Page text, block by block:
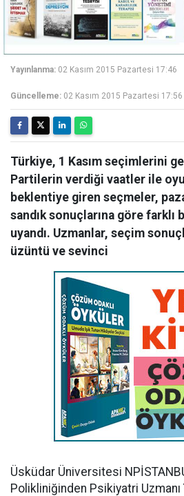
Yayınlanma: 02 Kasım 2015 Pazartesi 17:46
Güncelleme: 02 Kasım 2015 Pazartesi 17:56
Türkiye, 1 Kasım seçimlerini
Partilerin verdiği vaatler ile
beklentiye giren seçmeler,
sandık sonuçlarına göre
uyandı. Uzmanlar, seçim
üzüntü ve sevinci
Üsküdar Üniversitesi
Polikliniğinden Psikiyatri Uzmanı